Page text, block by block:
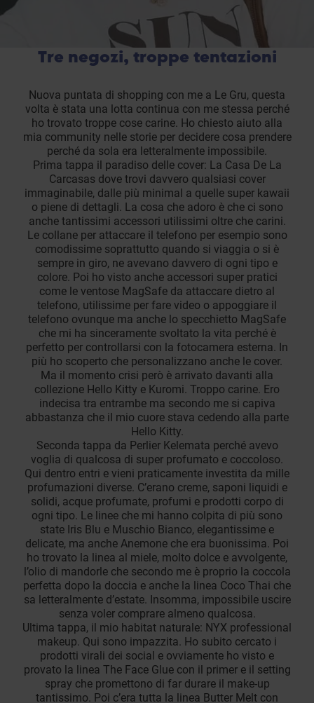
Tre negozi, troppe tentazioni
Nuova puntata di shopping con me a Le Gru, questa
volta è stata una lotta continua con me stessa perché
ho trovato troppe cose carine. Ho chiesto aiuto alla
mia community nelle storie per decidere cosa prendere
perché da sola era letteralmente impossibile.
Prima tappa il paradiso delle cover: La Casa De La
Carcasas dove trovi davvero qualsiasi cover
immaginabile, dalle più minimal a quelle super kawaii
o piene di dettagli. La cosa che adoro è che ci sono
anche tantissimi accessori utilissimi oltre che carini.
Le collane per attaccare il telefono per esempio sono
comodissime soprattutto quando si viaggia o si è
sempre in giro, ne avevano davvero di ogni tipo e
colore. Poi ho visto anche accessori super pratici
come le ventose MagSafe da attaccare dietro al
telefono, utilissime per fare video o appoggiare il
telefono ovunque ma anche lo specchietto MagSafe
che mi ha sinceramente svoltato la vita perché è
perfetto per controllarsi con la fotocamera esterna. In
più ho scoperto che personalizzano anche le cover.
Ma il momento crisi però è arrivato davanti alla
collezione Hello Kitty e Kuromi. Troppo carine. Ero
indecisa tra entrambe ma secondo me si capiva
abbastanza che il mio cuore stava cedendo alla parte
Hello Kitty.
Seconda tappa da Perlier Kelemata perché avevo
voglia di qualcosa di super profumato e coccoloso.
Qui dentro entri e vieni praticamente investita da mille
profumazioni diverse. C’erano creme, saponi liquidi e
solidi, acque profumate, profumi e prodotti corpo di
ogni tipo. Le linee che mi hanno colpita di più sono
state Iris Blu e Muschio Bianco, elegantissime e
delicate, ma anche Anemone che era buonissima. Poi
ho trovato la linea al miele, molto dolce e avvolgente,
l’olio di mandorle che secondo me è proprio la coccola
perfetta dopo la doccia e anche la linea Coco Thai che
sa letteralmente d’estate. Insomma, impossibile uscire
senza voler comprare almeno qualcosa.
Ultima tappa, il mio habitat naturale: NYX professional
makeup. Qui sono impazzita. Ho subito cercato i
prodotti virali dei social e ovviamente ho visto e
provato la linea The Face Glue con il primer e il setting
spray che promettono di far durare il make-up
tantissimo. Poi c’era tutta la linea Butter Melt con